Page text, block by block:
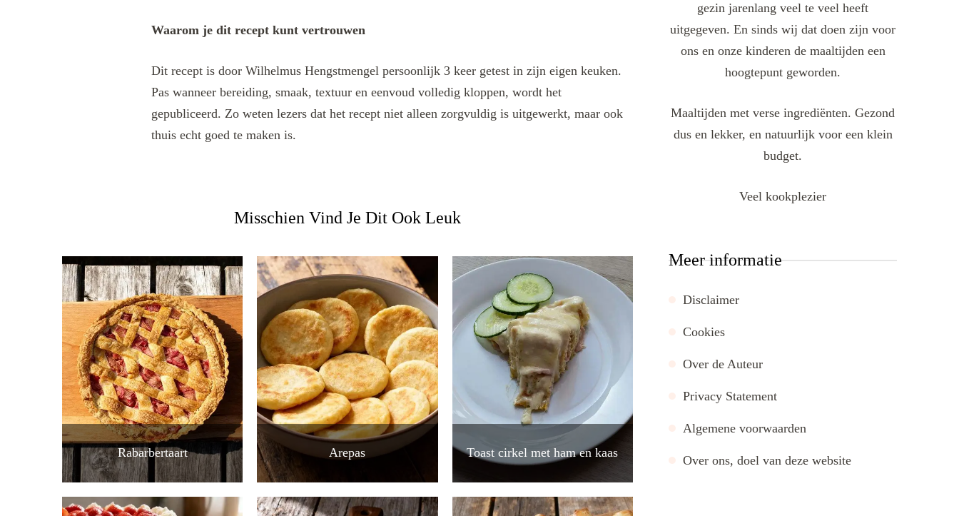
Waarom je dit recept kunt vertrouwen
Dit recept is door Wilhelmus Hengstmengel persoonlijk 3 keer getest in zijn eigen keuken.
Pas wanneer bereiding, smaak, textuur en eenvoud volledig kloppen, wordt het
gepubliceerd. Zo weten lezers dat het recept niet alleen zorgvuldig is uitgewerkt, maar ook
thuis echt goed te maken is.
Misschien Vind Je Dit Ook Leuk
Rabarbertaart Arepas Toast cirkel met ham en kaas
gezin jarenlang veel te veel heeft
uitgegeven. En sinds wij dat doen zijn voor
ons en onze kinderen de maaltijden een
hoogtepunt geworden.
Maaltijden met verse ingrediënten. Gezond
dus en lekker, en natuurlijk voor een klein
budget.
Veel kookplezier
Meer informatie
Disclaimer
Cookies
Over de Auteur
Privacy Statement
Algemene voorwaarden
Over ons, doel van deze website